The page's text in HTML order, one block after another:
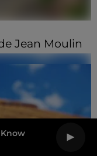
Jean Moulin